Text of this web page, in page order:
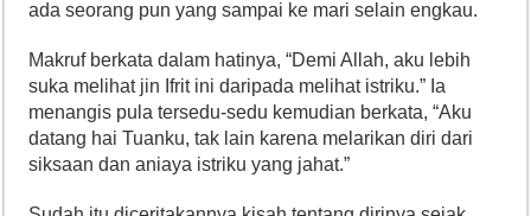
ada seorang pun yang sampai ke mari selain engkau.
Makruf berkata dalam hatinya, “Demi Allah, aku lebih
suka melihat jin Ifrit ini daripada melihat istriku.” Ia
menangis pula tersedu-sedu kemudian berkata, “Aku
datang hai Tuanku, tak lain karena melarikan diri dari
siksaan dan aniaya istriku yang jahat.”